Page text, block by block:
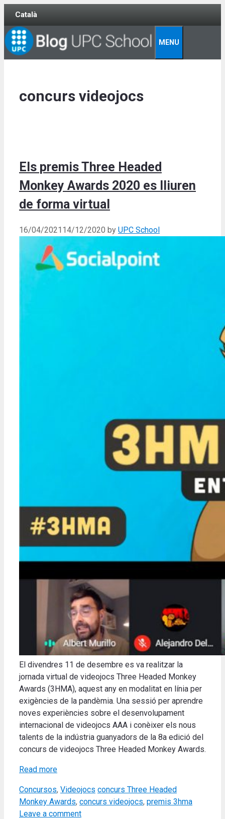
Skip
content
Català
MENU
concurs videojocs
Els premis Three Headed
Monkey Awards 2020 es lliuren
de forma virtual
16/04/2021 14/12/2020 by UPC School
El divendres 11 de desembre es va realitzar la
jornada virtual de videojocs Three Headed Monkey
Awards (3HMA), aquest any en modalitat en línia per
exigències de la pandèmia. Una sessió per aprendre
noves experiències sobre el desenvolupament
internacional de videojocs AAA i conèixer els nous
talents de la indústria guanyadors de la 8a edició del
concurs de videojocs Three Headed Monkey Awards.
Read more
Categories
Concursos, Videojocs Tags
concurs Three Headed
Monkey Awards, concurs videojocs, premis 3hma
Leave a comment